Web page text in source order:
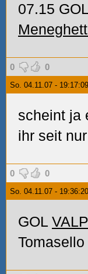
07.15 GOL
0 0
So. 04.11.07 -
scheint ja
ihr seit
0 0
So. 04.11.07 -
GOL
Tomasello